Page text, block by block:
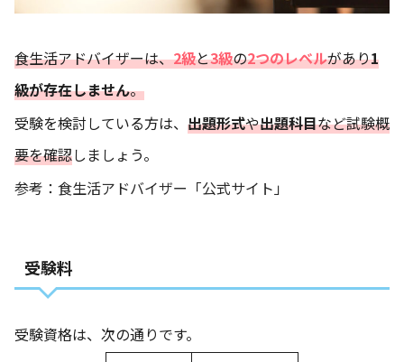
食生活アドバイザーは、2級と3級の2つのレベルがあり1
級が存在しません。
受験を検討している方は、 出題形式や出題科目など試験概
要を確認しましょう。
参考：食生活アドバイザー「公式サイト」
受験料
受験資格は、次の通りです。